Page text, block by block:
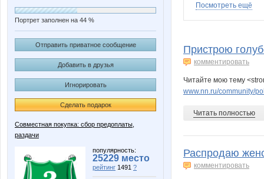
Портрет заполнен на 44 %
Отправить приватное сообщение
Добавить в друзья
Игнорировать
Сделать подарок
Совместная покупка: сбор предоплаты,
раздачи
популярность:
25229 место
рейтинг 1491 ?
Посмотреть ещё
Пристрою
комментировать
Читайте мою тему
www.nn.ru/community/
Читать полностью
Распродаю
комментировать